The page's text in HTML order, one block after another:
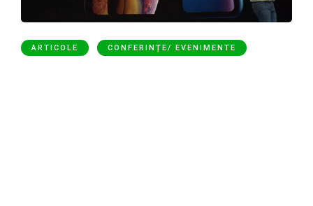
ARTICOLE CONFERINȚE/ EVENIMENTE